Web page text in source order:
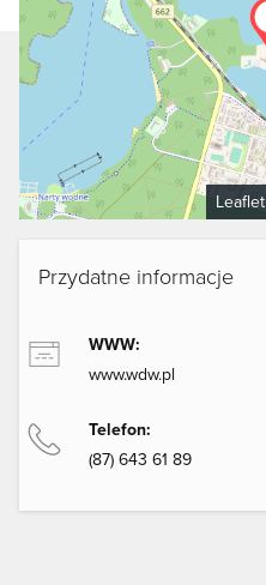
Leaflet
Przydatne informacje
WWW:
www.wdw.pl
Telefon:
(87) 643 61 89